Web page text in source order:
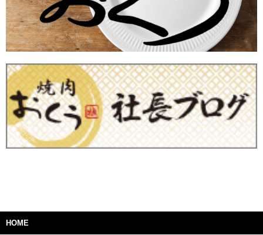
2023/12/20 【 福袋 】 2024年新春販売
2023/03/02 ウクライナ支援募金へのご協力ありがとうございました
2022/12/22 2023年 福袋
HOME